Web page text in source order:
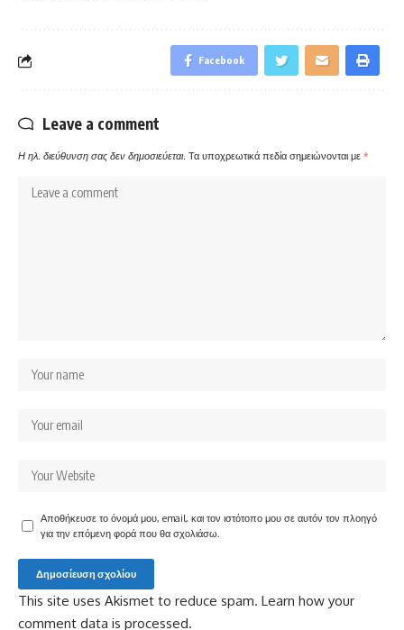
Facebook
Leave a comment
Η ηλ. διεύθυνση σας δεν δημοσιεύεται. Τα υποχρεωτικά πεδία σημειώνονται με *
Αποθήκευσε το όνομά μου, email, και τον ιστότοπο μου σε αυτόν τον πλοηγό
για την επόμενη φορά που θα σχολιάσω.
This site uses Akismet to reduce spam. Learn how your
comment data is processed.